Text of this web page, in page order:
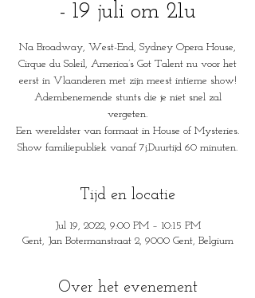
- 19 juli om 21u
Na Broadway, West-End, Sydney Opera House,
Cirque du Soleil, America’s Got Talent nu voor het
eerst in Vlaanderen met zijn meest intieme show!
Adembenemende stunts die je niet snel zal
vergeten.
Een wereldster van formaat in House of Mysteries.
Show familiepubliek vanaf 7j.Duurtijd 60 minuten.
Tijd en locatie
Jul 19, 2022, 9:00 PM – 10:15 PM
Gent, Jan Botermanstraat 2, 9000 Gent, Belgium
Over het evenement